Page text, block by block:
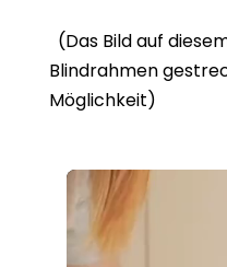
(Das Bild auf
Blindrahmen
Möglichkeit)